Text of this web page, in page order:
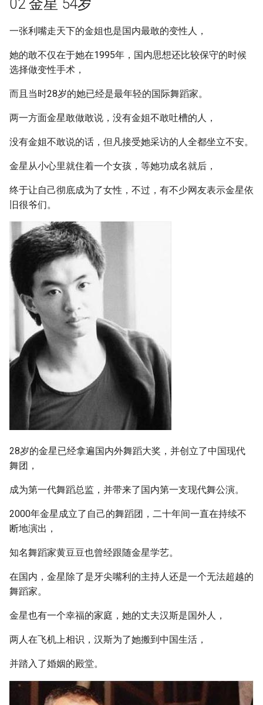
02 金星 54岁
一张利嘴走天下的金姐也是国内最敢的变性人，
她的敢不仅在于她在1995年，国内思想还比较保守的时候
选择做变性手术，
而且当时28岁的她已经是最年轻的国际舞蹈家。
两一方面金星敢做敢说，没有金姐不敢吐槽的人，
没有金姐不敢说的话，但凡接受她采访的人全都坐立不安。
金星从小心里就住着一个女孩，等她功成名就后，
终于让自己彻底成为了女性，不过，有不少网友表示金星依
旧很爷们。
28岁的金星已经拿遍国内外舞蹈大奖，并创立了中国现代
舞团，
成为第一代舞蹈总监，并带来了国内第一支现代舞公演。
2000年金星成立了自己的舞蹈团，二十年间一直在持续不
断地演出，
知名舞蹈家黄豆豆也曾经跟随金星学艺。
在国内，金星除了是牙尖嘴利的主持人还是一个无法超越的
舞蹈家。
金星也有一个幸福的家庭，她的丈夫汉斯是国外人，
两人在飞机上相识，汉斯为了她搬到中国生活，
并踏入了婚姻的殿堂。